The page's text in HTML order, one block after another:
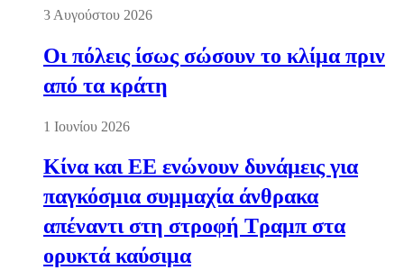
3 Αυγούστου 2026
Οι πόλεις ίσως σώσουν το κλίμα πριν
από τα κράτη
1 Ιουνίου 2026
Κίνα και ΕΕ ενώνουν δυνάμεις για
παγκόσμια συμμαχία άνθρακα
απέναντι στη στροφή Τραμπ στα
ορυκτά καύσιμα